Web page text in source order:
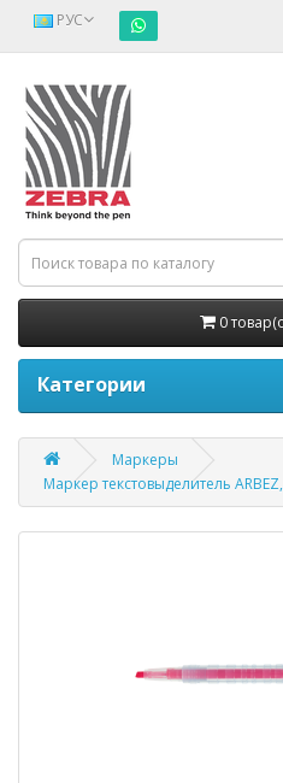
РУС
0
Категории
Маркеры
Маркер текстовыделитель